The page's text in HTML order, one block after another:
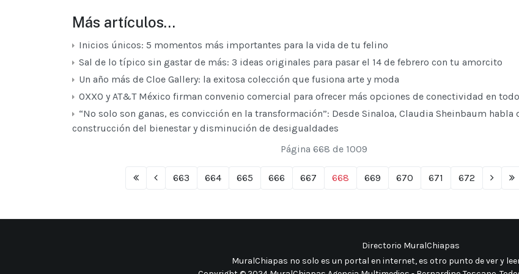
Más artículos…
Inicios únicos: 5 momentos más importantes para la vida de tu felino
Sal de lo típico sin gastar de más: 3 ideas originales para pasar el 14 de febrero con tu amorcito
Un año más de Cloe Gallery: la exitosa colección que fusiona arte y moda
OXXO y AT&T México firman convenio comercial para ofrecer más opciones de conectividad en
“No solo son ganas, es convicción en la transformación”: Desde Sinaloa, Claudia Sheinbaum habla
construcción del bienestar y disminución de desigualdades
Página 668 de 1009
663 664 665 666 667 668 669 670 671 672
Directorio MuralChiapas
MuralChiapas no solo es un portal en internet, es otro punto de ver y